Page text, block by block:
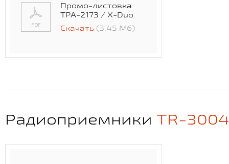
Промо-листовка
TPA-2173 / X-Duo
Скачать (3.45 Мб)
Радиоприемники TR-3004